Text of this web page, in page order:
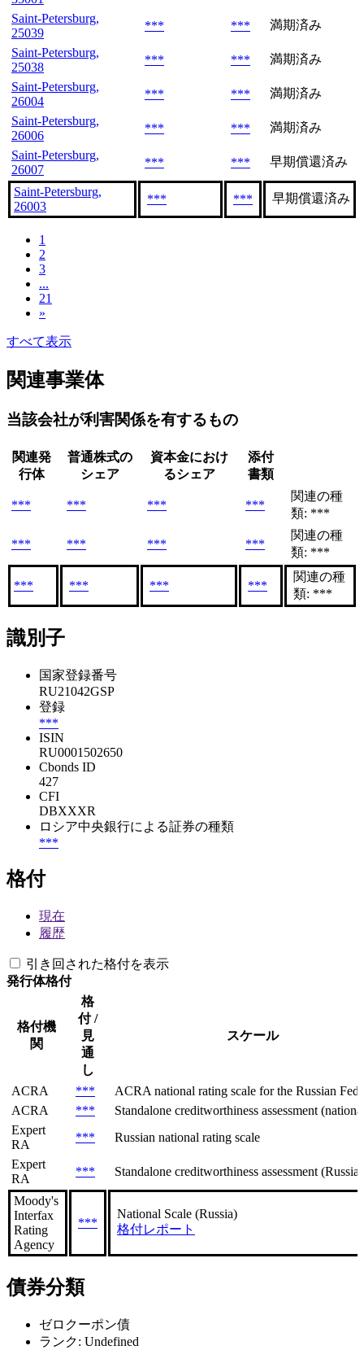
Saint-Petersburg,
25039
*** ***
満期済み
Saint-Petersburg,
25038
*** ***
満期済み
Saint-Petersburg,
26004
*** ***
満期済み
Saint-Petersburg,
26006
*** ***
満期済み
Saint-Petersburg,
26007
*** *** 早期償還済み
Saint-Petersburg,
26003
*** *** 早期償還済み
1
2
3
...
21
»
すべて表示
関連事業体
当該会社が利害関係を有するもの
関連発
行体
普通株式の
シェア
資本金におけ
るシェア
添付
書類
*** *** *** ***
関連の種
類: ***
*** *** *** ***
関連の種
類: ***
*** *** *** ***
関連の種
類: ***
識別子
国家登録番号
RU21042GSP
登録
***
ISIN
RU0001502650
Cbonds ID
427
CFI
DBXXXR
ロシア中央銀行による証券の種類
***
格付
現在
履歴
引き回された格付を表示
発行体格付
格付機
関
格
付 /
見
通
し
スケール
ACRA ***
ACRA national rating scale for the Russian
ACRA
***
Standalone creditworthiness assessment
Expert
RA
***
Russian national rating scale
Expert
RA
*** Standalone creditworthiness assessment
Moody's
Interfax
Rating
Agency
***
National Scale (Russia)
格付レポート
債券分類
ゼロクーポン債
ランク: Undefined